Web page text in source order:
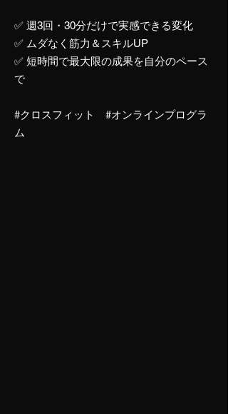
✅ 週3回・30分だけで実感できる変化
✅ ムダなく筋力＆スキルUP
✅ 短時間で最大限の成果を自分のペース
で
#クロスフィット
#オンラインプログラ
ム